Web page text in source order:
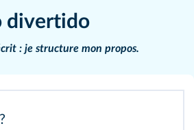
divertido
: je structure mon propos.